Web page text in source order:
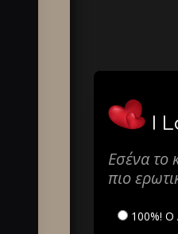
I
Εσένα το
πιο
100%! Ο